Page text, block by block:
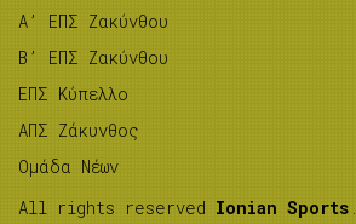
A’ ΕΠΣ Ζακύνθου
B’ ΕΠΣ Ζακύνθου
ΕΠΣ Κύπελλο
ΑΠΣ Ζάκυνθος
Ομάδα Νέων
All rights reserved Ionian Sports .